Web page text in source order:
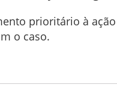
prioritário à
o caso.